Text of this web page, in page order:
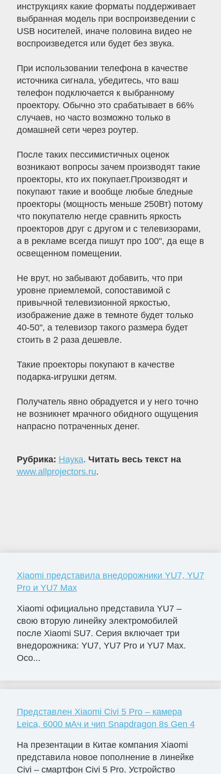
инструкциях какие форматы поддерживает
выбранная модель при воспроизведении с
USB носителей, иначе половина видео не
воспроизведется или будет без звука.
При использовании телефона в качестве
источника сигнала, убедитесь, что ваш
телефон подключается к выбранному
проектору. Обычно это срабатывает в 66%
случаев, но часто возможно только в
домашней сети через роутер.
После таких пессимистичных оценок
возникают вопросы зачем производят такие
проекторы, кто их покупает.Производят и
покупают такие и вообще любые бледные
проекторы (мощность меньше 250Вт) потому
что покупателю негде сравнить яркость
проекторов друг с другом и с телевизорами,
а в рекламе всегда пишут про 100", да еще в
освещенном помещении.
Не врут, но забывают добавить, что при
уровне приемлемой, сопоставимой с
привычной телевизионной яркостью,
изображение даже в темноте будет только
40-50", а телевизор такого размера будет
стоить в 2 раза дешевле.
Такие проекторы покупают в качестве
подарка-игрушки детям.
Получатель явно обрадуется и у него точно
не возникнет мрачного обидного ощущения
напрасно потраченных денег.
Рубрика: Наука. Читать весь текст на
www.allprojectors.ru.
Xiaomi представила внедорожники YU7, YU7
Pro и YU7 Max
Xiaomi официально представила YU7 –
свою вторую линейку электромобилей
после Xiaomi SU7. Серия включает три
внедорожника: YU7, YU7 Pro и YU7 Max.
Осо...
Представлен Xiaomi Civi 5 Pro – камера
Leica, 6000 мАч и чип Snapdragon 8s Gen 4
На презентации в Китае компания Xiaomi
представила новое пополнение в линейке
Civi – смартфон Civi 5 Pro. Устройство